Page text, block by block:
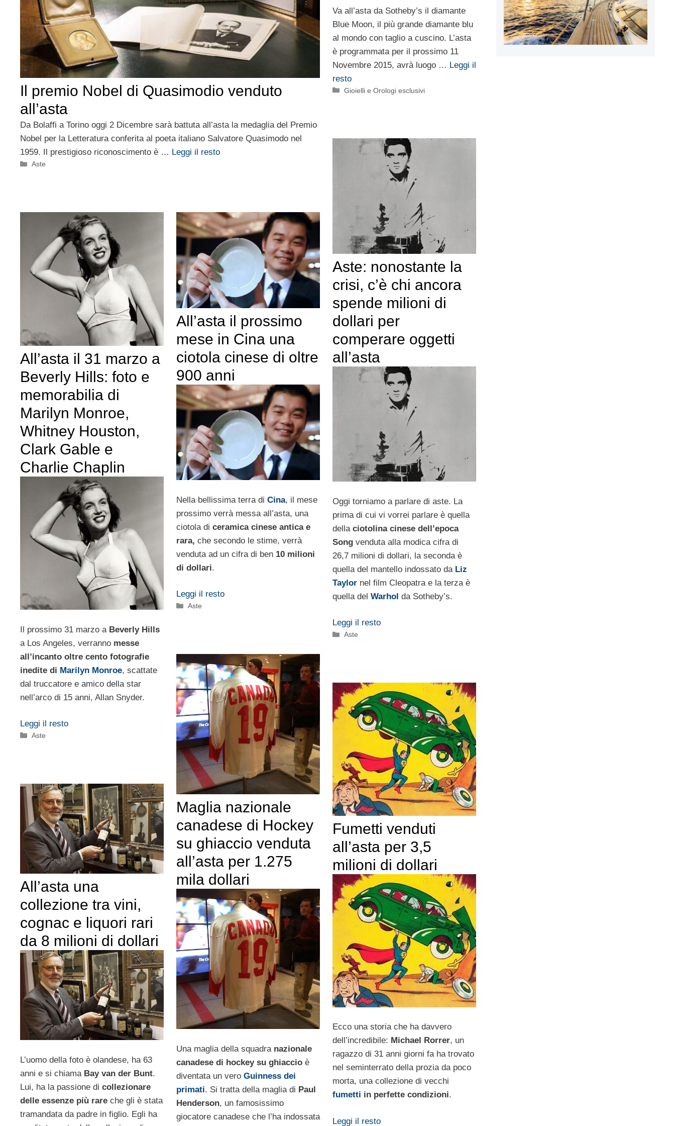
Il premio Nobel di Quasimodio venduto
all’asta
Da Bolaffi a Torino oggi 2 Dicembre sarà battuta all’asta la medaglia del Premio
Nobel per la Letteratura conferita al poeta italiano Salvatore Quasimodo nel
1959. Il prestigioso riconoscimento è … Leggi il resto
Categorie
Aste
Va all’asta da Sotheby’s il diamante
Blue Moon, il più grande diamante blu
al mondo con taglio a cuscino. L’asta
è programmata per il prossimo 11
Novembre 2015, avrà luogo … Leggi il
resto
Categorie
Gioielli e Orologi esclusivi
Aste: nonostante la
crisi, c’è chi ancora
spende milioni di
dollari per
comperare oggetti
all’asta
Oggi torniamo a parlare di aste. La
prima di cui vi vorrei parlare è quella
della ciotolina cinese dell’epoca
Songvenduta alla modica cifra di
26,7 milioni di dollari, la seconda è
quella del mantello indossato da Liz
Taylor nel film Cleopatra e la terza è
quella del Warhol da Sotheby’s.
Leggi il resto
Categorie
Aste
All’asta il 31 marzo a
Beverly Hills: foto e
memorabilia di
Marilyn Monroe,
Whitney Houston,
Clark Gable e
Charlie Chaplin
Il prossimo 31 marzo a Beverly Hills
a Los Angeles, verranno messe
all’incanto oltre cento fotografie
inedite di Marilyn Monroe, scattate
dal truccatore e amico della star
nell’arco di 15 anni, Allan Snyder.
Leggi il resto
Categorie
Aste
All’asta il prossimo
mese in Cina una
ciotola cinese di oltre
900 anni
Nella bellissima terra di Cina, il mese
prossimo verrà messa all’asta, una
ciotola di ceramica cinese antica e
rara, che secondo le stime, verrà
venduta ad un cifra di ben 10 milioni
di dollari.
Leggi il resto
Categorie
Aste
Maglia nazionale
canadese di Hockey
su ghiaccio venduta
all’asta per 1.275
mila dollari
Una maglia della squadra nazionale
canadese di hockey su ghiaccio è
diventata un vero Guinness dei
primati. Si tratta della maglia di Paul
Henderson, un famosissimo
giocatore canadese che l’ha indossata
Fumetti venduti
all’asta per 3,5
milioni di dollari
Ecco una storia che ha davvero
dell’incredibile: Michael Rorrer, un
ragazzo di 31 anni giorni fa ha trovato
nel seminterrato della prozia da poco
morta, una collezione di vecchi
fumetti in perfette condizioni.
Leggi il resto
All’asta una
collezione tra vini,
cognac e liquori rari
da 8 milioni di dollari
L’uomo della foto è olandese, ha 63
anni e si chiama Bay van der Bunt.
Lui, ha la passione di collezionare
delle essenze più rare che gli è stata
tramandata da padre in figlio. Egli ha